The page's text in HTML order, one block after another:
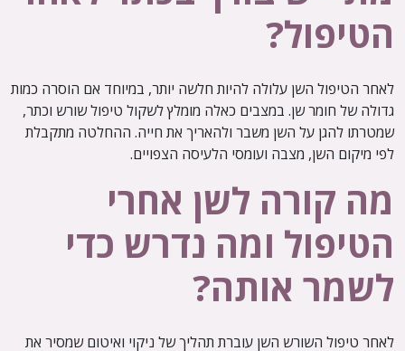
הטיפול?
לאחר הטיפול השן עלולה להיות חלשה יותר, במיוחד אם הוסרה כמות
גדולה של חומר שן. במצבים כאלה מומלץ לשקול טיפול שורש וכתר,
שמטרתו להגן על השן משבר ולהאריך את חייה. ההחלטה מתקבלת
לפי מיקום השן, מצבה ועומסי הלעיסה הצפויים.
מה קורה לשן אחרי
הטיפול ומה נדרש כדי
לשמר אותה?
לאחר טיפול השורש השן עוברת תהליך של ניקוי ואיטום שמסיר את